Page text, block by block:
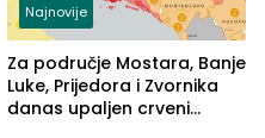
Najnovije
Za područje Mostara, Banje
Luke, Prijedora i Zvornika
danas upaljen crveni